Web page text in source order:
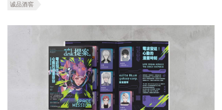
诚品酒窖